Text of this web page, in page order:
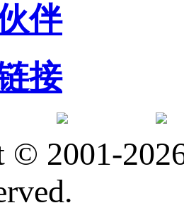
伴
接
© 2001-